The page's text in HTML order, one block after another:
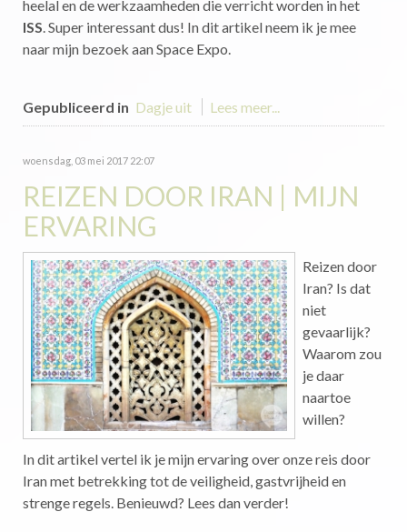
heelal en de werkzaamheden die verricht worden in het
ISS. Super interessant dus! In dit artikel neem ik je mee
naar mijn bezoek aan Space Expo.
Gepubliceerd in Dagje uit Lees meer...
woensdag, 03 mei 2017 22:07
REIZEN DOOR IRAN | MIJN
ERVARING
Reizen door
Iran? Is dat
niet
gevaarlijk?
Waarom zou
je daar
naartoe
willen?
In dit artikel vertel ik je mijn ervaring over onze reis door
Iran met betrekking tot de veiligheid, gastvrijheid en
strenge regels. Benieuwd? Lees dan verder!